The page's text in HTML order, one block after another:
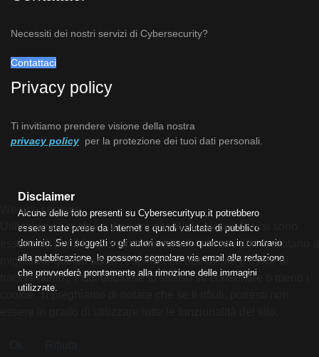
Necessiti dei nostri servizi di Cybersecurity?
Contattaci
Privacy policy
Ti invitiamo prendere visione della nostra
privacy policy per la protezione dei tuoi dati personali.
Disclaimer
Alcune delle foto presenti su Cybersecurityup.it potrebbero
essere state prese da Internet e quindi valutate di pubblico
dominio. Se i soggetti o gli autori avessero qualcosa in contrario
alla pubblicazione, lo possono segnalare via email alla redazione
che provvederà prontamente alla rimozione delle immagini
utilizzate.
We use cookies
Utilizziamo i cookie sul nostro sito Web. Alcuni di essi sono
essenziali per il funzionamento del sito, mentre altri ci aiutano a
migliorare questo sito e l'esperienza dell'utente (cookie di
tracciamento). Puoi decidere tu stesso se consentire o meno i
cookie. Ti preghiamo di notare che se li rifiuti, potresti non